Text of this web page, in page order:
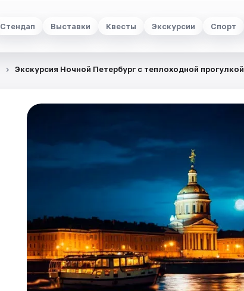
Стендап Выставки Квесты Экскурсии Спорт
Экскурсия Ночной Петербург с теплоходной прогулкой